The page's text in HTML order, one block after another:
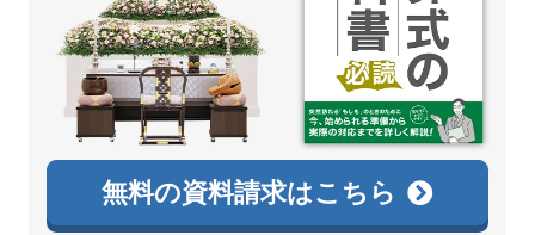
無料の資料請求はこちら